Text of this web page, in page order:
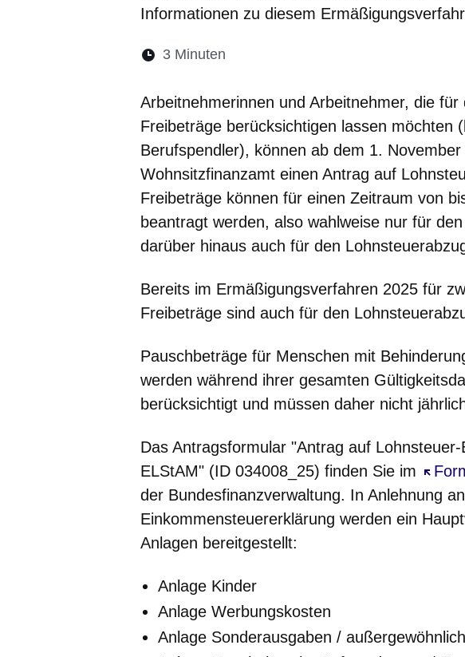
Informationen zu diesem
Lesedauer:
3 Minuten
Arbeitnehmerinnen und Arbeitnehmer, die
Freibeträge berücksichtigen lassen möchten
Berufspendler), können ab dem 1.
Wohnsitzfinanzamt einen Antrag auf
Freibeträge können für einen Zeitraum von
beantragt werden, also wahlweise nur für
darüber hinaus auch für den
Bereits im Ermäßigungsverfahren 2025 für
Freibeträge sind auch für den
Pauschbeträge für Menschen mit
werden während ihrer gesamten
berücksichtigt und müssen daher nicht
Das Antragsformular "Antrag auf
ELStAM" (ID 034008_25) finden Sie im
der Bundesfinanzverwaltung. In Anlehnung
Einkommensteuererklärung werden ein
Anlagen bereitgestellt:
Anlage Kinder
Anlage Werbungskosten
Anlage Sonderausgaben /